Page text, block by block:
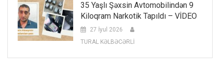
35 Yaşlı Şəxsin Avtomobilindən 9
Kiloqram Narkotik Tapıldı – VİDEO
27 İyul 2026
TURAL KƏLBƏCƏRLİ